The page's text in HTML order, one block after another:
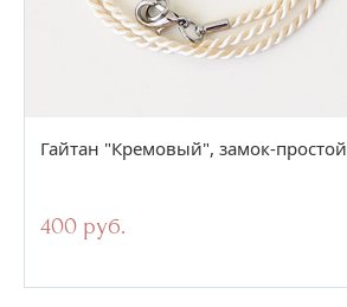
Гайтан "Кремовый", замок-простой
400 руб.